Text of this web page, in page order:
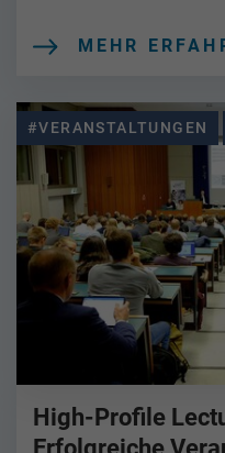
MEHR
#VERANSTALTUNGEN
High-Profile
Erfolgreiche